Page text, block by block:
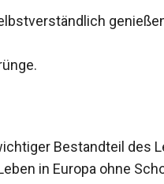
Bestandteil des
in Europa ohne